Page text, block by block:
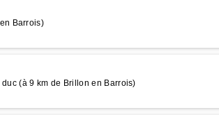
Barrois)
(à 9 km de Brillon en Barrois)